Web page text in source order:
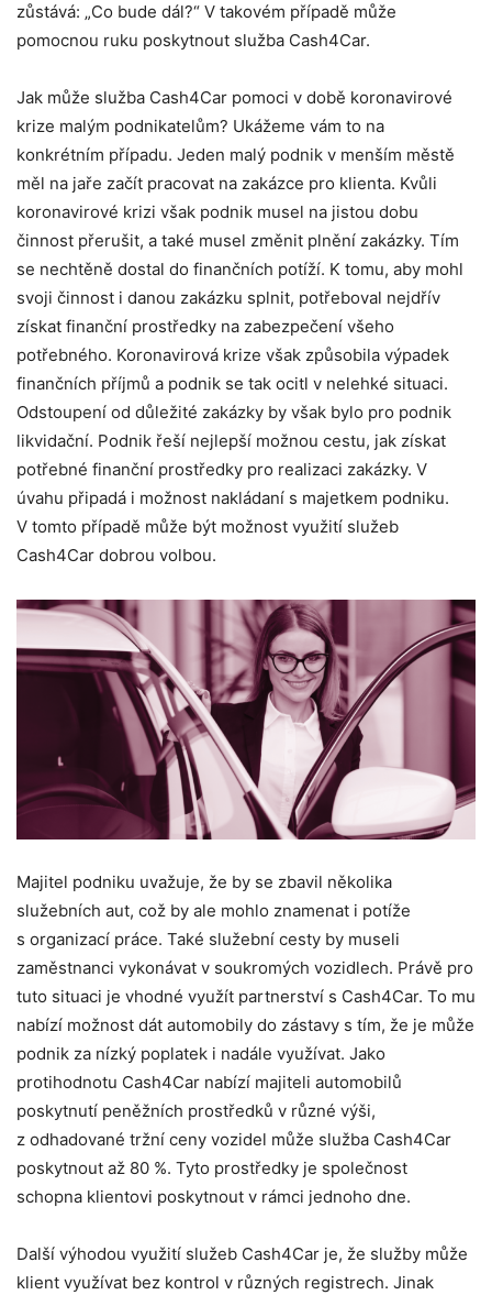
zůstává: „Co bude dál?“ V takovém případě může
pomocnou ruku poskytnout služba Cash4Car.
Jak může služba Cash4Car pomoci v době koronavirové
krize malým podnikatelům? Ukážeme vám to na
konkrétním případu. Jeden malý podnik v menším městě
měl na jaře začít pracovat na zakázce pro klienta. Kvůli
koronavirové krizi však podnik musel na jistou dobu
činnost přerušit, a také musel změnit plnění zakázky. Tím
se nechtěně dostal do finančních potíží. K tomu, aby mohl
svoji činnost i danou zakázku splnit, potřeboval nejdřív
získat finanční prostředky na zabezpečení všeho
potřebného. Koronavirová krize však způsobila výpadek
finančních příjmů a podnik se tak ocitl v nelehké situaci.
Odstoupení od důležité zakázky by však bylo pro podnik
likvidační. Podnik řeší nejlepší možnou cestu, jak získat
potřebné finanční prostředky pro realizaci zakázky. V
úvahu připadá i možnost nakládaní s majetkem podniku.
V tomto případě může být možnost využití služeb
Cash4Car dobrou volbou.
Majitel podniku uvažuje, že by se zbavil několika
služebních aut, což by ale mohlo znamenat i potíže
s organizací práce. Také služební cesty by museli
zaměstnanci vykonávat v soukromých vozidlech. Právě pro
tuto situaci je vhodné využít partnerství s Cash4Car. To mu
nabízí možnost dát automobily do zástavy s tím, že je může
podnik za nízký poplatek i nadále využívat. Jako
protihodnotu Cash4Car nabízí majiteli automobilů
poskytnutí peněžních prostředků v různé výši,
z odhadované tržní ceny vozidel může služba Cash4Car
poskytnout až 80 %. Tyto prostředky je společnost
schopna klientovi poskytnout v rámci jednoho dne.
Další výhodou využití služeb Cash4Car je, že služby může
klient využívat bez kontrol v různých registrech. Jinak